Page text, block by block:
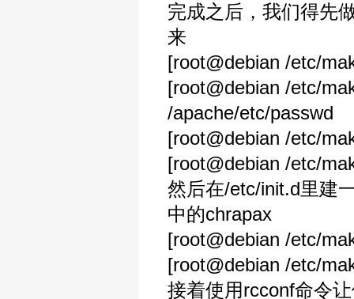
完成之后，我们得先
来
[root@debian /etc/
[root@debian /etc/
/apache/etc/passwd
[root@debian /etc/
[root@debian /etc/
然后在/etc/init.d里建
中的chrapax
[root@debian /etc/
[root@debian /etc/
接着使用rcconf命令